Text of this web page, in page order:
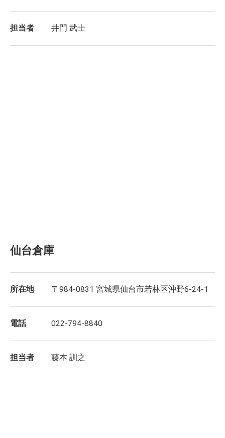
担当者 井門 武士
仙台倉庫
所在地 〒984-0831 宮城県仙台市若林区沖野6-24-1
電話 022-794-8840
担当者 藤本 訓之